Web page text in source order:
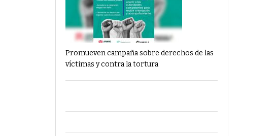
Promueven campaña sobre derechos de las
víctimas y contra la tortura